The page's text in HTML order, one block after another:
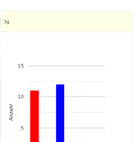
74
5
10
15
Anzahl